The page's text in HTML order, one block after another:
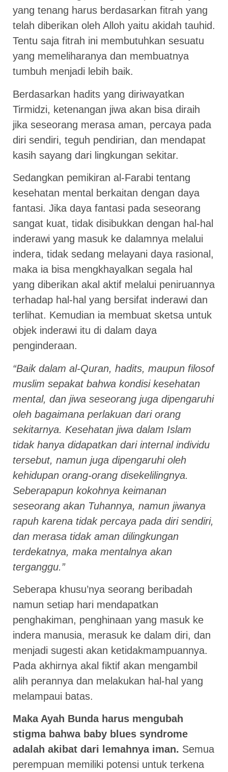
yang tenang harus berdasarkan fitrah yang
telah diberikan oleh Alloh yaitu akidah tauhid.
Tentu saja fitrah ini membutuhkan sesuatu
yang memeliharanya dan membuatnya
tumbuh menjadi lebih baik.
Berdasarkan hadits yang diriwayatkan
Tirmidzi, ketenangan jiwa akan bisa diraih
jika seseorang merasa aman, percaya pada
diri sendiri, teguh pendirian, dan mendapat
kasih sayang dari lingkungan sekitar.
Sedangkan pemikiran al-Farabi tentang
kesehatan mental berkaitan dengan daya
fantasi. Jika daya fantasi pada seseorang
sangat kuat, tidak disibukkan dengan hal-hal
inderawi yang masuk ke dalamnya melalui
indera, tidak sedang melayani daya rasional,
maka ia bisa mengkhayalkan segala hal
yang diberikan akal aktif melalui peniruannya
terhadap hal-hal yang bersifat inderawi dan
terlihat. Kemudian ia membuat sketsa untuk
objek inderawi itu di dalam daya
penginderaan.
“Baik dalam al-Quran, hadits, maupun filosof
muslim sepakat bahwa kondisi kesehatan
mental, dan jiwa seseorang juga dipengaruhi
oleh bagaimana perlakuan dari orang
sekitarnya. Kesehatan jiwa dalam Islam
tidak hanya didapatkan dari internal individu
tersebut, namun juga dipengaruhi oleh
kehidupan orang-orang disekelilingnya.
Seberapapun kokohnya keimanan
seseorang akan Tuhannya, namun jiwanya
rapuh karena tidak percaya pada diri sendiri,
dan merasa tidak aman dilingkungan
terdekatnya, maka mentalnya akan
terganggu.”
Seberapa khusu’nya seorang beribadah
namun setiap hari mendapatkan
penghakiman, penghinaan yang masuk ke
indera manusia, merasuk ke dalam diri, dan
menjadi sugesti akan ketidakmampuannya.
Pada akhirnya akal fiktif akan mengambil
alih perannya dan melakukan hal-hal yang
melampaui batas.
Maka Ayah Bunda harus mengubah
stigma bahwa baby blues syndrome
adalah akibat dari lemahnya iman. Semua
perempuan memiliki potensi untuk terkena